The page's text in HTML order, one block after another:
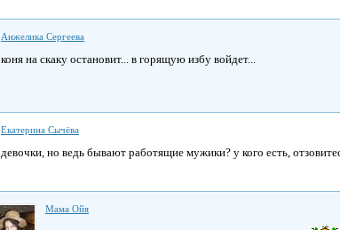
Анжелика Сергеева
коня на скаку остановит... в горящую избу войдет...
Екатерина Сычёва
девочки, но ведь бывают работящие мужики? у кого есть,
Мама Ойя